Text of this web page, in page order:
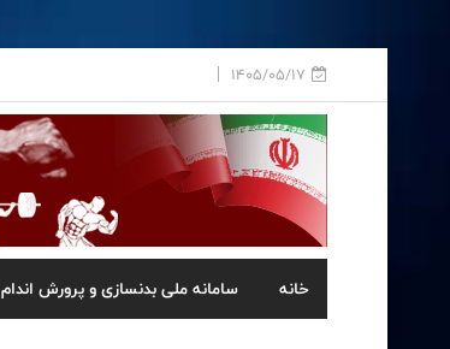
1405/05/17
خانه سامانه ملی بدنسازی و پرورش اندام